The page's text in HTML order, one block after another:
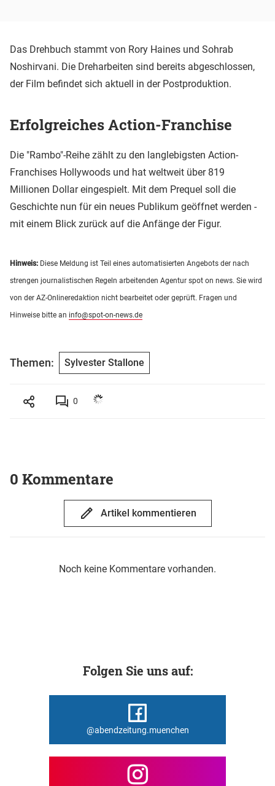
Das Drehbuch stammt von Rory Haines und Sohrab
Noshirvani. Die Dreharbeiten sind bereits abgeschlossen,
der Film befindet sich aktuell in der Postproduktion.
Erfolgreiches Action-Franchise
Die "Rambo"-Reihe zählt zu den langlebigsten Action-
Franchises Hollywoods und hat weltweit über 819
Millionen Dollar eingespielt. Mit dem Prequel soll die
Geschichte nun für ein neues Publikum geöffnet werden -
mit einem Blick zurück auf die Anfänge der Figur.
Hinweis: Diese Meldung ist Teil eines automatisierten Angebots der nach
strengen journalistischen Regeln arbeitenden Agentur spot on news. Sie wird
von der AZ-Onlineredaktion nicht bearbeitet oder geprüft. Fragen und
Hinweise bitte an info@spot-on-news.de
Themen: Sylvester Stallone
0
0 Kommentare
Artikel kommentieren
Noch keine Kommentare vorhanden.
Folgen Sie uns auf:
@abendzeitung.muenchen